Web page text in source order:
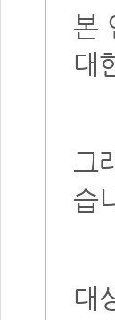
본
대
그
습
대